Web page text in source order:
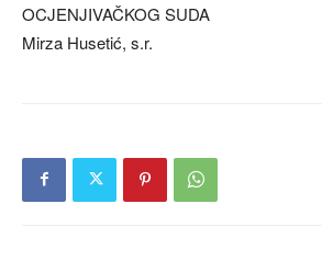
OCJENJIVAČKOG SUDA
Mirza Husetić, s.r.